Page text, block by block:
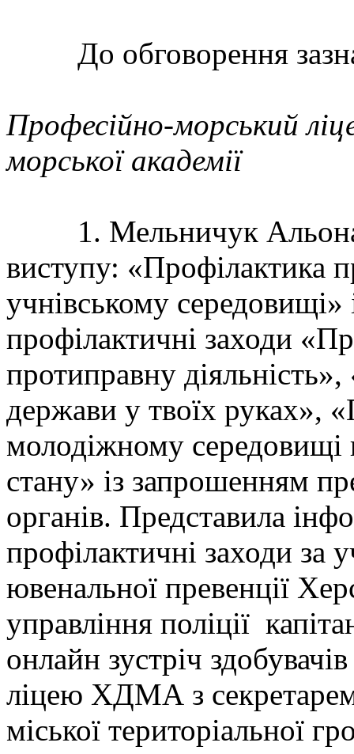
До обговорення
Професійно-морський
морської академії
1. Мельничук Альона,
виступу: «Профілактика
учнівському середовищі»
профілактичні заходи
протиправну
держави у твоїх руках»,
молодіжному середовищі
стану» із запрошенням
органів. Представила
профілактичні заходи за
ювенальної превенції
управління поліції
онлайн зустріч
ліцею ХДМА з
міської територіальної